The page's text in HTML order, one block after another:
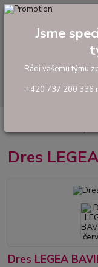
tel: +420 737 200 336
LEGEA BAVIERA červený
Dres
Dres LEGEA
Jsme
Rádi vašemu týmu
+420 737 200 336